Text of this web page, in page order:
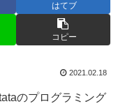
はてブ
コピー
2021.02.18
のプログラミング